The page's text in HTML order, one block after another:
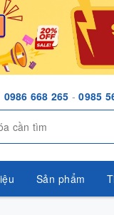
0986 668 265 -0985
Sản phẩm